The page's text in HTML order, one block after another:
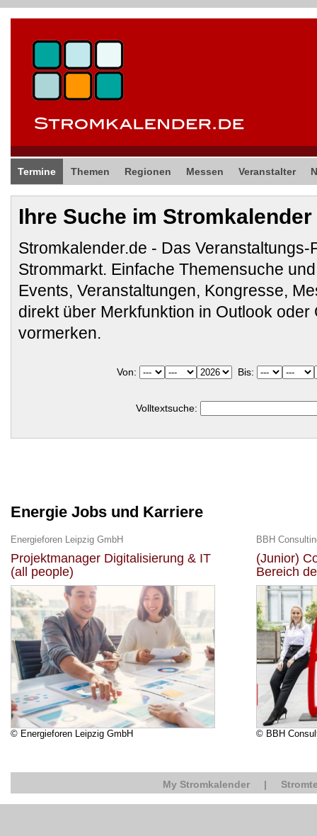
Termine Themen Regionen Messen Veranstalter
Ihre Suche im Stromkalender
Stromkalender.de - Das Veranstaltungs-
Strommarkt. Einfache Themensuche
Events, Veranstaltungen, Kongresse,
direkt über Merkfunktion in Outlook oder
vormerken.
Von: Bis:
Volltextsuche:
Energie Jobs und Karriere
Energieforen Leipzig GmbH
Projektmanager Digitalisierung & IT
(all people)
© Energieforen Leipzig GmbH
BBH
(Junior)
Bereich
© BBH
My Stromkalender |